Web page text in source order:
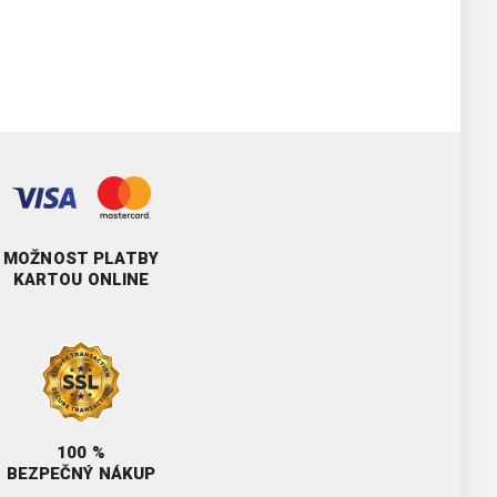
MOŽNOST PLATBY
KARTOU ONLINE
100 %
BEZPEČNÝ NÁKUP